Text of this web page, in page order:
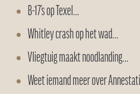
B-17’s op Texel…
Whitley crash op het wad…
Vliegtuig maakt noodlanding…
Weet iemand meer over